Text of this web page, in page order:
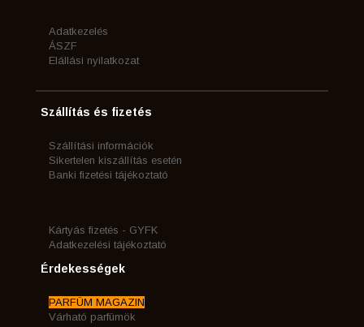
Adatkezelés
ÁSZF
Elállási nyilatkozat
Szállítás és fizetés
Szállítási információk
Sikertelen kiszállítás esetén
Banki fizetési tájékoztató
Kártyás fizetés - GYFK
Adatkezelési tájékoztató
Érdekességek
PARFÜM MAGAZIN
Várható parfümök